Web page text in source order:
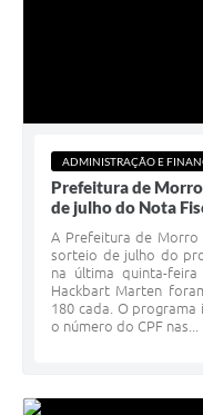
ADMINISTRAÇÃO E
Prefeitura de
de julho do Nota
A Prefeitura de Morro
sorteio de julho do
na última quinta-feira
Hackbart Marten
180 cada. O programa
o número do CPF nas...